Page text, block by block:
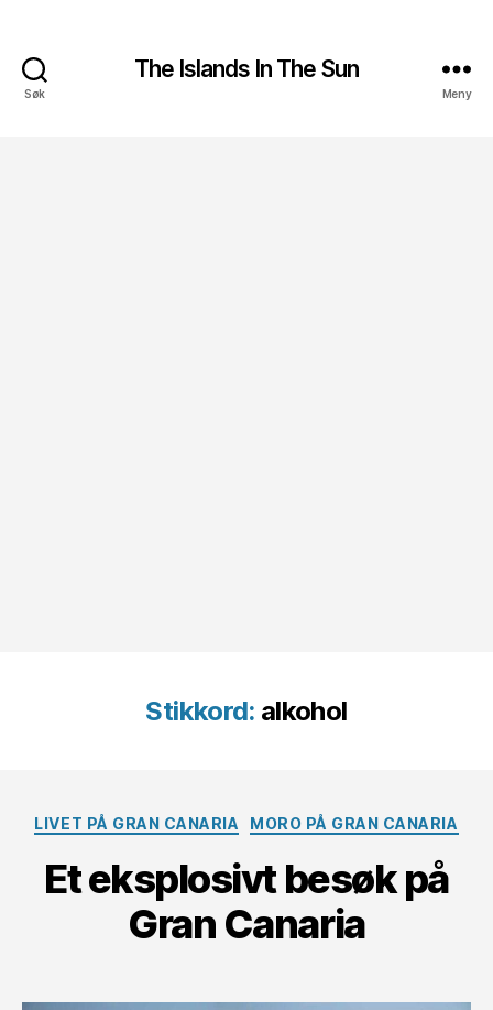
Søk
The Islands In The Sun
Meny
Stikkord: alkohol
Kategorier
LIVET PÅ GRAN CANARIA MORO PÅ GRAN CANARIA
Et eksplosivt besøk på
Gran Canaria